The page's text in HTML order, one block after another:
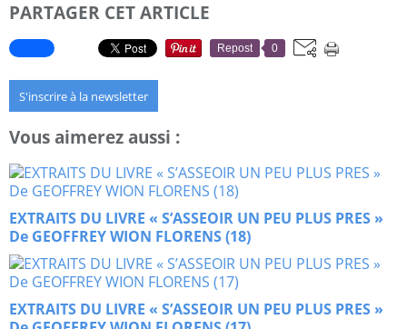
PARTAGER CET ARTICLE
Repost 0
S'inscrire à la newsletter
Vous aimerez aussi :
EXTRAITS DU LIVRE « S’ASSEOIR UN PEU PLUS PRES »
De GEOFFREY WION FLORENS (18)
EXTRAITS DU LIVRE « S’ASSEOIR UN PEU PLUS PRES »